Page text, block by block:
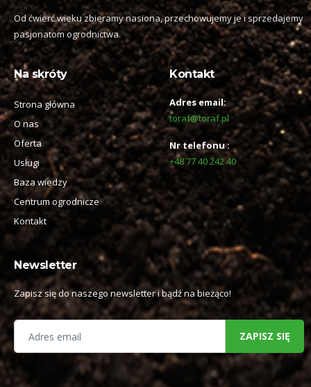
Od ćwierć wieku zbieramy nasiona, przechowujemy je i sprzedajemy
pasjonatom ogrodnictwa.
Na skróty
Strona główna
O nas
Oferta
Usługi
Baza wiedzy
Centrum ogrodnicze
Kontakt
Kontakt
Adres email:
toraf@toraf.pl
Nr telefonu :
+48 77 40 242 40
Newsletter
Zapisz się do naszego newsletter i bądź na bieżąco!
ZAPISZ SIĘ